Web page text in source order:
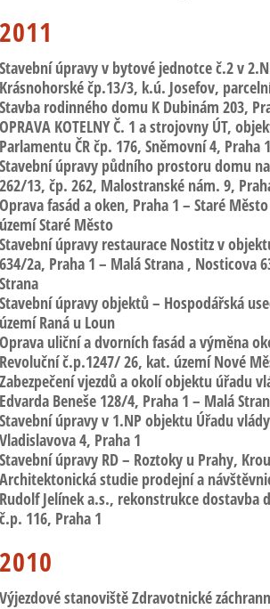
2011
Stavební úpravy v bytové jednotce č.2 v
Krásnohorskéčp.13/3, k.ú. Josefov,
Stavba rodinného domu K Dubinám 203,
OPRAVA KOTELNY Č. 1 a strojovny ÚT,
Parlamentu ČRčp. 176, Sněmovní 4, Praha 1
Stavební úpravy půdního prostoru domu
262/13, čp. 262, Malostranské nám. 9,
Oprava fasád a oken, Praha 1 – Staré
území Staré Město
Stavební úpravy restaurace Nostitzv
634/2a, Praha 1 – Malá Strana , Nosticova
Strana
Stavební úpravy objektů – Hospodářská
území Raná u Loun
Oprava uliční a dvorních fasád a výměna
Revolučníč.p.1247/ 26, kat. území Nové
Zabezpečení vjezdů a okolí objektu úřadu
Edvarda Beneše 128/4, Praha 1 – Malá
Stavební úpravy v 1.NP objektu Úřadu
Vladislavova 4, Praha 1
Stavební úpravy RD – Roztoky u Prahy,
Architektonická studie prodejní a
Rudolf Jelínek a.s., rekonstrukce dostavba
č.p. 116, Praha 1
2010
Výjezdové stanoviště Zdravotnické